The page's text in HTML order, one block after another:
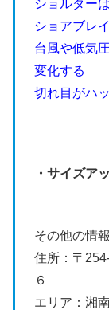
ショルダー
ショアブレ
台風や低気
変化する
切れ目がハ
・サイズア
その他の情報
住所：〒
６
エリア：湘